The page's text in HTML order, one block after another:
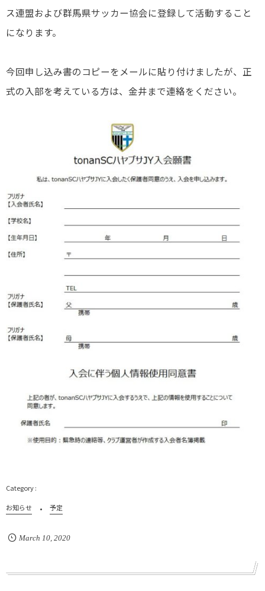
ス連盟および群馬県サッカー協会に登録して活動すること
になります。
今回申し込み書のコピーをメールに貼り付けましたが、正
式の入部を考えている方は、金井まで連絡をください。
お知らせ 予定
March 10, 2020